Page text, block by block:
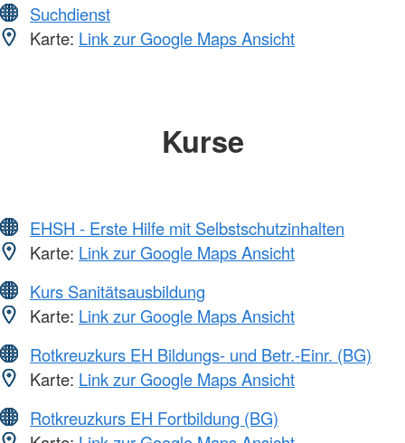
Suchdienst
Karte: Link zur Google Maps Ansicht
Kurse
EHSH - Erste Hilfe mit Selbstschutzinhalten
Karte: Link zur Google Maps Ansicht
Kurs Sanitätsausbildung
Karte: Link zur Google Maps Ansicht
Rotkreuzkurs EH Bildungs- und Betr.-Einr. (BG)
Karte: Link zur Google Maps Ansicht
Rotkreuzkurs EH Fortbildung (BG)